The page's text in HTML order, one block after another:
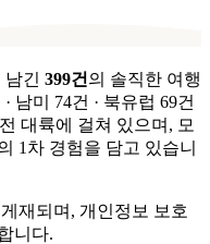
남긴 399건 의 솔직한 여행
남미 74건 · 북유럽 69건
대륙에 걸쳐 있으며, 모
1차 경험을 담고 있습니
재되며, 개인정보 보호
니다.